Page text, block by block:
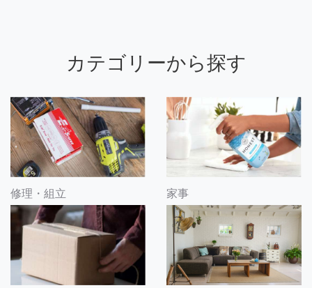
カテゴリーから探す
修理・組立 家事